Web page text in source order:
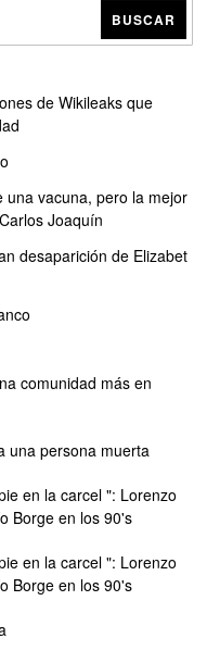
BUSCAR
de Wikileaks que
una vacuna, pero la mejor
Joaquín
desaparición de Elizabet
comunidad más en
una persona muerta
en la carcel ": Lorenzo
Borge en los 90's
en la carcel ": Lorenzo
Borge en los 90's